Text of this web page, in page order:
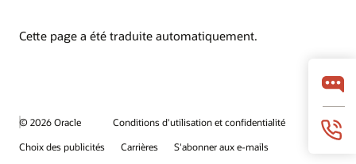
Cette page a été traduite automatiquement.
© 2026 Oracle
Conditions d'utilisation et confidentialité
Choix des publicités
Carrières S'abonner aux e-mails